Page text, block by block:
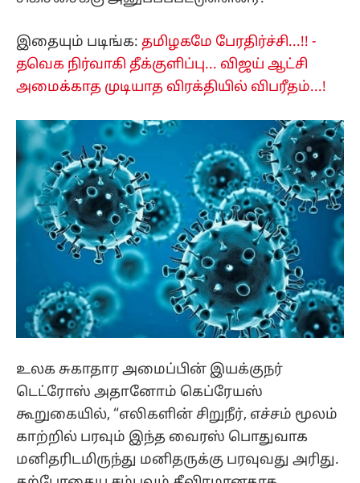
இதையும் படிங்க: தமிழகமே பேரதிர்ச்சி...!! -
தவெக நிர்வாகி தீக்குளிப்பு... விஜய் ஆட்சி
அமைக்காத முடியாத விரக்தியில் விபரீதம்...!
உலக சுகாதார அமைப்பின் இயக்குநர்
டெட்ரோஸ் அதானோம் கெப்ரேயஸ்
கூறுகையில், “எலிகளின் சிறுநீர், எச்சம் மூலம்
காற்றில் பரவும் இந்த வைரஸ் பொதுவாக
மனிதரிடமிருந்து மனிதருக்கு பரவுவது அரிது.